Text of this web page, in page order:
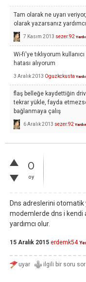
Tam olarak ne uyarı
olarak yazarsanız
7 Kasım 2013 sezer.92
Wi-fi'ye tıklıyorum
hatası alıyorum
3 Aralık 2013 Oguzkckusta
flaş belleğe kaydettiğin
tekrar yükle, fayda
bağlanmaya çalış
6 Aralık 2013 sezer.92
0
oy
Dns adreslerini otomatik
modemlerde dns i kendi
yardımcı olur.
15 Aralık 2015 erdemk54